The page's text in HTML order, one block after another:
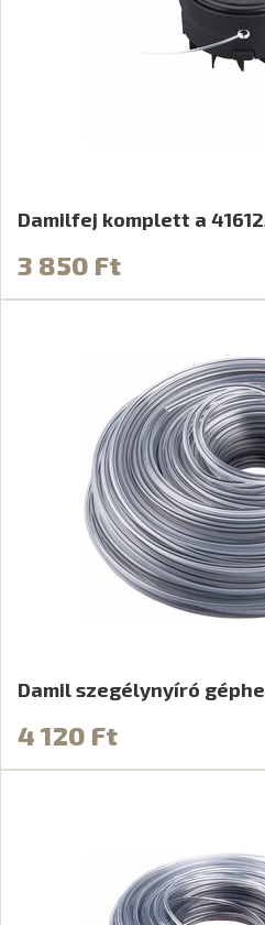
Damilfej komplett a
3 850 Ft
Damil szegélynyíró
4 120 Ft